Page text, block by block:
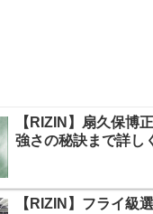
【RIZIN】扇久保博
強さの秘訣まで詳し
【RIZIN】フライ級